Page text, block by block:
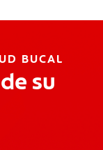
BUCAL
su